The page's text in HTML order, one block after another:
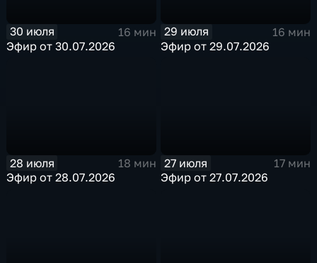
30 июля
16 мин
Эфир от 30.07.2026
29 июля
16 мин
Эфир от 29.07.2026
28 июля
18 мин
Эфир от 28.07.2026
27 июля
17 мин
Эфир от 27.07.2026